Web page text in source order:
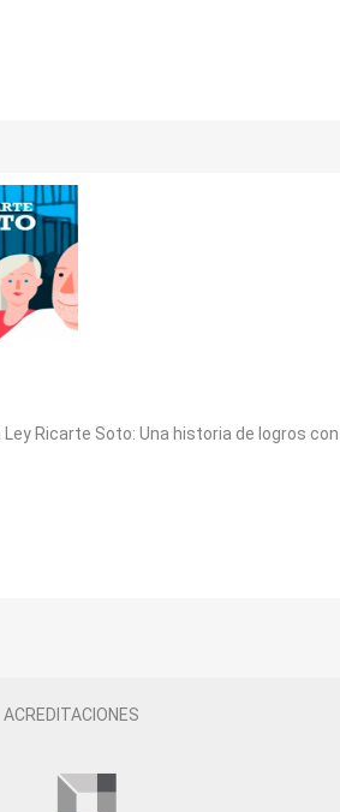
Ley Ricarte Soto: Una historia de logros con
ACREDITACIONES